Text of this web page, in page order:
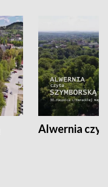
Alwernia